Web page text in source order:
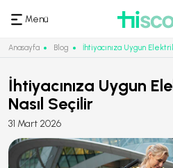
Menü
Anasayfa Blog İhtiyacınıza Uygun
İhtiyacınıza Uygun
Nasıl Seçilir
31 Mart 2026